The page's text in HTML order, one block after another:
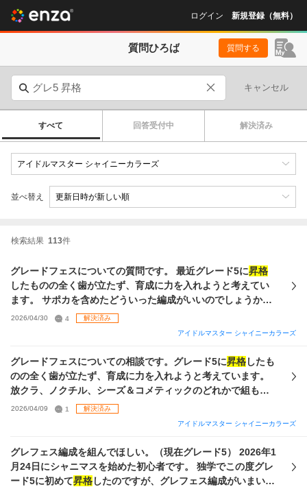
ログイン 新規登録（無料）
質問ひろば 質問する
キャンセル
すべて 回答受付中 解決済み
並べ替え
検索結果 113件
グレードフェスについての質問です。 最近グレード5に昇格
したものの全く歯が立たず、育成に力を入れようと考えてい
ます。 サポカを含めたどういった編成がいいのでしょうか？
この中でおすすめの編成を教えて頂きたいです。 参考までに
現状のフェスユニットと手持ちのP-SSRとS-SSRすべての一
ッケージを購入してみたいと考えているのですが、どちらの
パッケージを購入したほうが良いのでしょうか？ 重ねて申し
訳ないのですが、グレフェスで得点源をvisualのみやvocalの
の夏葉と透を軸にしたときにvisualでしか点数が伸びず星を
取り切れないことが多々あったため、そちらも教えて頂けた
った質問を初めてしたため、写真が見づらいかもしれませ
ん。申し訳ないです。)
2026/04/30 4
解決済み
アイドルマスター シャイニーカラーズ
グレードフェスについての相談です。グレード5に昇格したも
のの全く歯が立たず、育成に力を入れようと考えています。
放クラ、ノクチル、シーズ＆コメティックのどれかで組もう
と思っていますが、(サポカ含め)どういった編成がいいのでし
ょうか？(ノクチルで組む場合は今販売中のグレフェスパッケ
然とですがやり方を把握しているので、say "Halo"でのフェ
スアイドル育成について手順を教えていただければ嬉しいで
す。 参考までに手持ちの放クラ、シーズ、コメティックのP-
2026/04/09 1
解決済み
アイドルマスター シャイニーカラーズ
グレフェス編成を組んでほしい。（現在グレード5） 2026年1
月24日にシャニマスを始めた初心者です。 独学でこの度グレ
ード5に初めて昇格したのですが、グレフェス編成がいまいち